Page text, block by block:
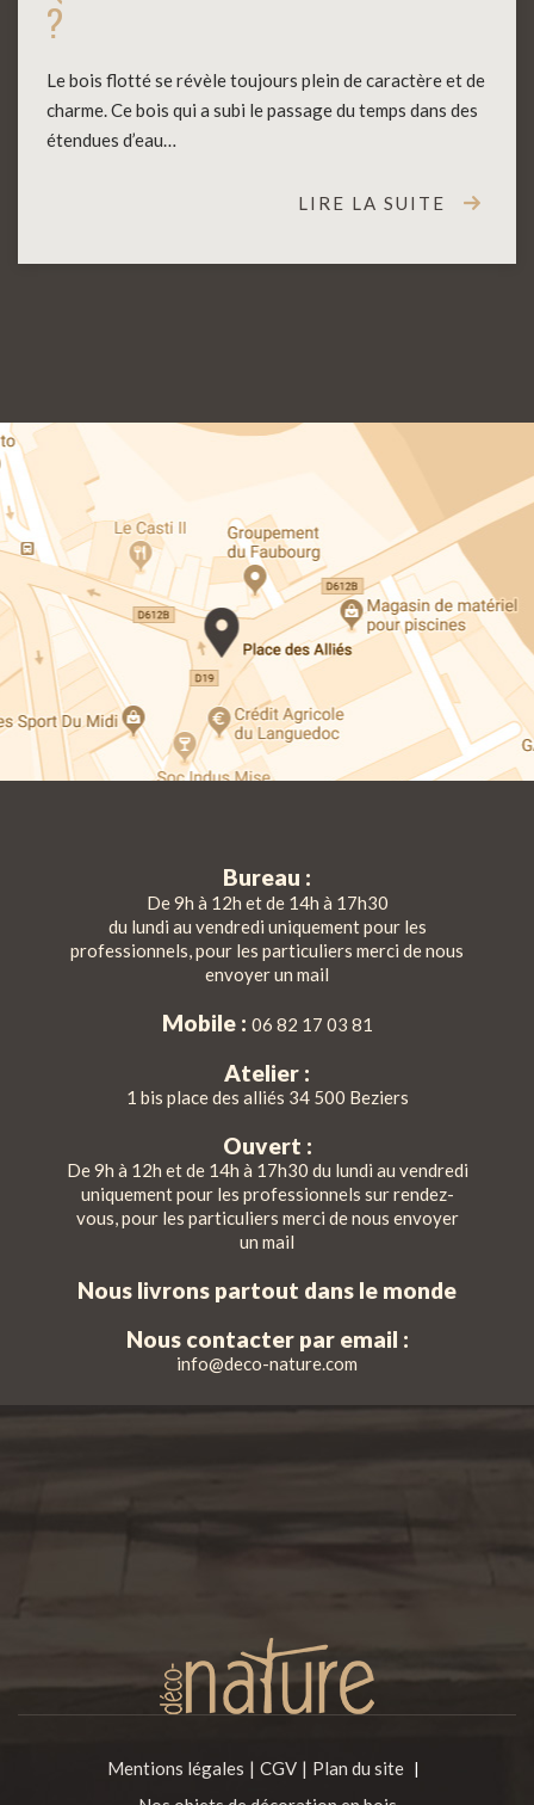
?
Le bois flotté se révèle toujours plein de caractère et de
charme. Ce bois qui a subi le passage du temps dans des
étendues d’eau…
LIRE LA SUITE
Bureau :
De 9h à 12h et de 14h à 17h30
du lundi au vendredi uniquement pour les
professionnels, pour les particuliers merci de nous
envoyer un mail
Mobile : 06 82 17 03 81
Atelier :
1 bis place des alliés 34 500 Beziers
Ouvert :
De 9h à 12h et de 14h à 17h30 du lundi au vendredi
uniquement pour les professionnels sur rendez-
vous, pour les particuliers merci de nous envoyer
un mail
Nous livrons partout dans le monde
Nous contacter par email :
info@deco-nature.com
Mentions légales CGV Plan du site |